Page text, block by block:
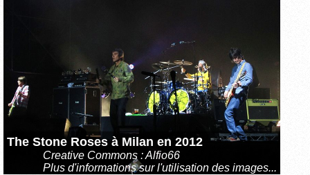
The Stone Roses à Milan en 2012
Creative Commons : Alfio66
Plus d'informations sur l'utilisation des images...